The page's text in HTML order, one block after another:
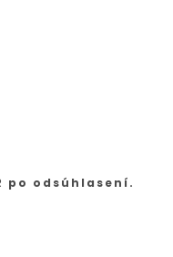
po odsúhlasení.